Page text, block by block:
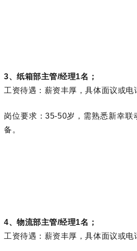
3、纸箱部主管/经理1名；
工资待遇：薪资丰厚，具体面议或电
岗位要求：35-50岁，需熟悉新幸联
备。
4、物流部主管/经理1名；
工资待遇：薪资丰厚，具体面议或电